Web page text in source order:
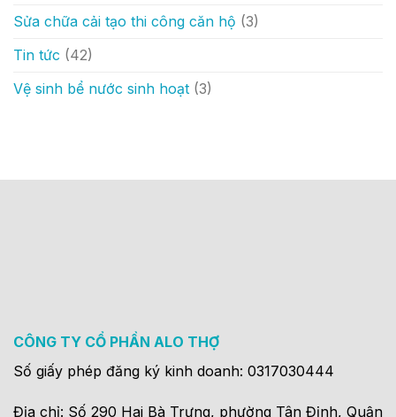
Sửa chữa cải tạo thi công căn hộ (3)
Tin tức (42)
Vệ sinh bể nước sinh hoạt (3)
CÔNG TY CỔ PHẦN ALO THỢ
Số giấy phép đăng ký kinh doanh: 0317030444
Địa chỉ: Số 290 Hai Bà Trưng, phường Tân Định, Quận